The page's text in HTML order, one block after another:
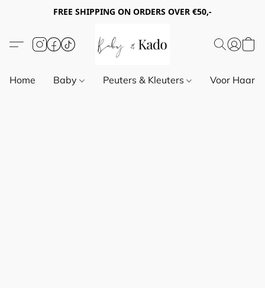
FREE SHIPPING ON ORDERS OVER €50,-
Home Baby Peuters & Kleuters Voor Haar